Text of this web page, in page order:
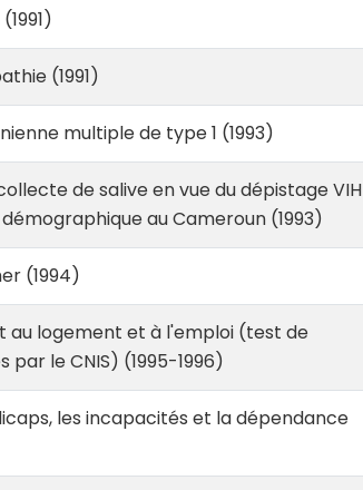
(1991)
multiple de type 1 (1993)
de salive en vue du dépistage VIH
au Cameroun (1993)
(1994)
au logement et à l'emploi (test de
le CNIS) (1995-1996)
les incapacités et la dépendance